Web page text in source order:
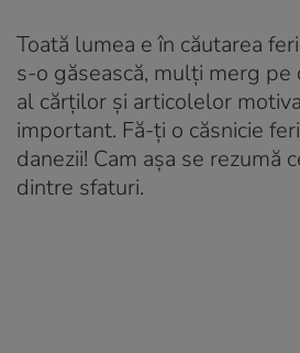
Toată lumea e în căutarea
s-o găsească, mulți merg
al cărților și articolelor
important. Fă-ți o căsnicie
danezii! Cam așa se rezumă
dintre sfaturi.